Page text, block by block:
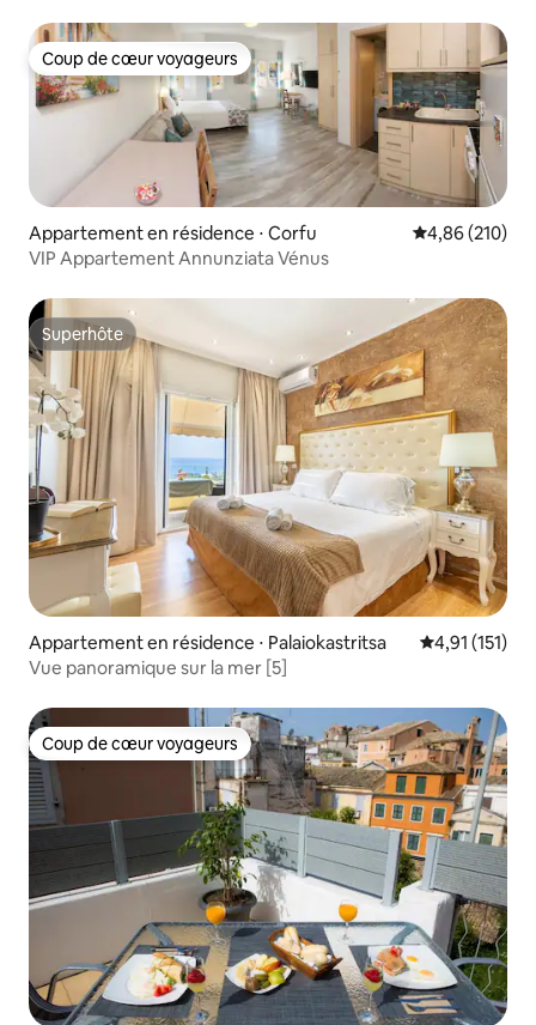
Coup de cœur voyageurs
Coup de cœur voyageurs
Appartement en résidence ⋅ Corfu Évaluation
4,86 (210)
VIP Appartement Annunziata Vénus
Superhôte
Superhôte
Appartement en résidence ⋅ Palaiokastritsa Évaluation
4,91 (151)
Vue panoramique sur la mer [5]
Coup de cœur voyageurs
Coup de cœur voyageurs